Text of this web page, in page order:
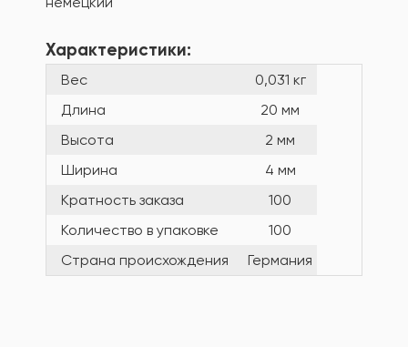
Характеристики:
Вес
0,031 кг
Длина
20 мм
Высота
2 мм
Ширина
4 мм
Кратность заказа
100
Количество в упаковке
100
Страна происхождения
Германия